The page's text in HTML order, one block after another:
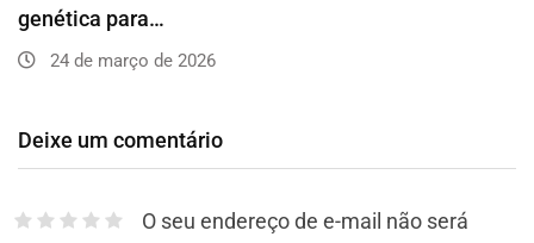
genética para…
24 de março de 2026
Deixe um comentário
O seu endereço de e-mail não será